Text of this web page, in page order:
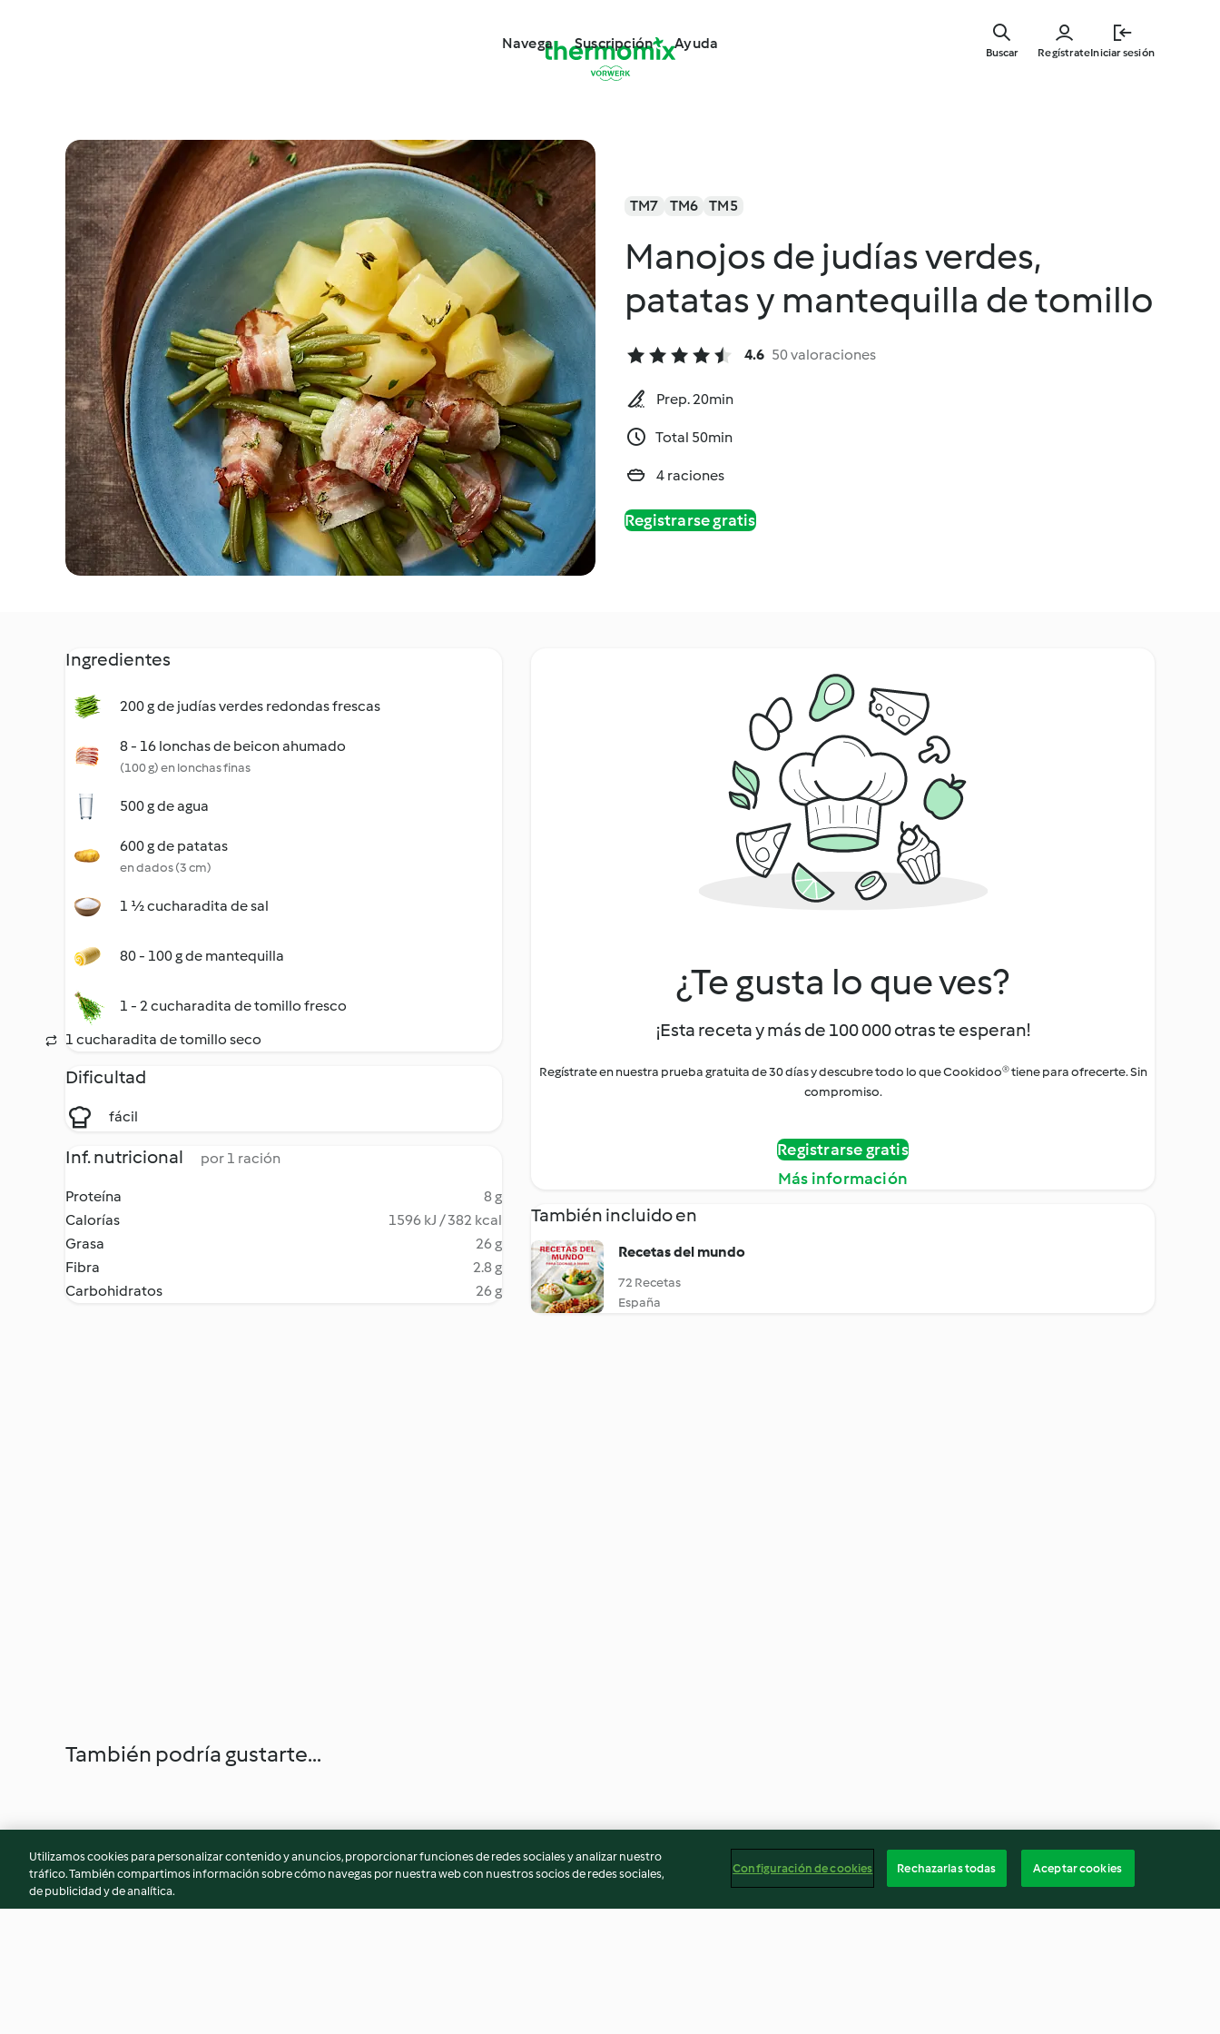
Navega Suscripción Ayuda
RegístrateIniciar sesión
Buscar
TM7 TM6 TM5
Manojos de judías verdes,
patatas y mantequilla de tomillo
4.6 50 valoraciones
Prep. 20min
Total 50min
4 raciones
Registrarse gratis
Ingredientes
200 g de judías verdes redondas frescas
8 - 16 lonchas de beicon ahumado
(100 g) en lonchas finas
500 g de agua
600 g de patatas
en dados (3 cm)
1 ½ cucharadita de sal
80 - 100 g de mantequilla
1 - 2 cucharadita de tomillo fresco
1 cucharadita de tomillo seco
Dificultad
fácil
Inf. nutricional por 1 ración
Proteína
8 g
Calorías
1596 kJ / 382 kcal
Grasa
26 g
Fibra
2.8 g
Carbohidratos
26 g
¿Te gusta lo que ves?
¡Esta receta y más de 100 000 otras te esperan!
Regístrate en nuestra prueba gratuita de 30 días y descubre todo lo que Cookidoo® tiene para ofrecerte. Sin
compromiso.
Registrarse gratis
Más información
También incluido en
Recetas del mundo
72 Recetas
España
También podría gustarte...
Utilizamos cookies para personalizar contenido y anuncios, proporcionar funciones de redes sociales y analizar nuestro
tráfico. También compartimos información sobre cómo navegas por nuestra web con nuestros socios de redes sociales,
de publicidad y de analítica.
Configuración de cookies Rechazarlas todas Aceptar cookies